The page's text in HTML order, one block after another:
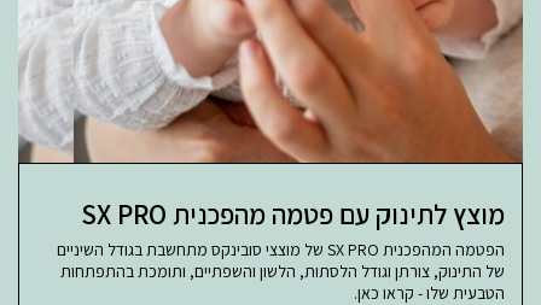
מוצץ לתינוק עם פטמה מהפכנית SX PRO
הפטמה המהפכנית SX PRO של מוצצי סובינקס מתחשבת בגודל השיניים
של התינוק, צורתן וגודל הלסתות, הלשון והשפתיים, ותומכת בהתפתחות
הטבעית שלו - קראו כאן.